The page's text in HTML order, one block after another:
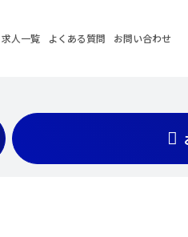
求人一覧 よくある質問 お問い合わせ